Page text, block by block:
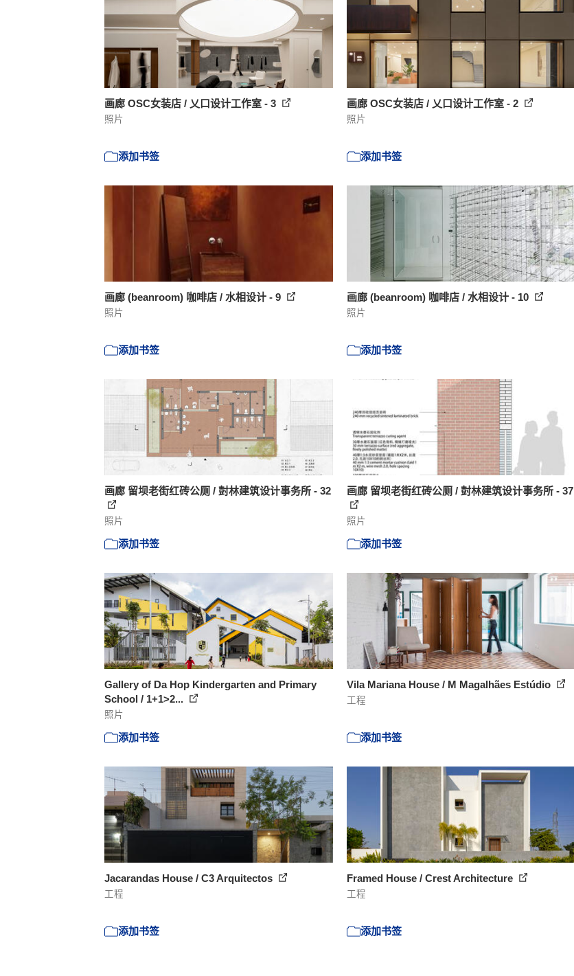
画廊 OSC女装店 / 乂口设计工作室 - 3
照片
添加书签
画廊 OSC女装店 / 乂口设计工作室 - 2
照片
添加书签
画廊 (beanroom) 咖啡店 / 水相设计 - 9
照片
添加书签
画廊 (beanroom) 咖啡店 / 水相设计 - 10
照片
添加书签
画廊 留坝老街红砖公厕 / 尌林建筑设计事务所 - 32
照片
添加书签
画廊 留坝老街红砖公厕 / 尌林建筑设计事务所 - 37
照片
添加书签
Gallery of Da Hop Kindergarten and Primary
School / 1+1>2...
照片
添加书签
Vila Mariana House / M Magalhães Estúdio
工程
添加书签
Jacarandas House / C3 Arquitectos
工程
添加书签
Framed House / Crest Architecture
工程
添加书签